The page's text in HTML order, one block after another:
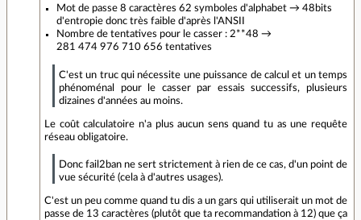
Mot de passe 8 caractères 62 symboles d'alphabet → 48bits
d'entropie donc très faible d'après l'ANSII
Nombre de tentatives pour le casser : 2**48 →
281 474 976 710 656 tentatives
C'est un truc qui nécessite une puissance de calcul et un temps
phénoménal pour le casser par essais successifs, plusieurs
dizaines d'années au moins.
Le coût calculatoire n'a plus aucun sens quand tu as une requête
réseau obligatoire.
Donc fail2ban ne sert strictement à rien de ce cas, d'un point de
vue sécurité (cela à d'autres usages).
C'est un peu comme quand tu dis a un gars qui utiliserait un mot de
passe de 13 caractères (plutôt que ta recommandation à 12) que ça